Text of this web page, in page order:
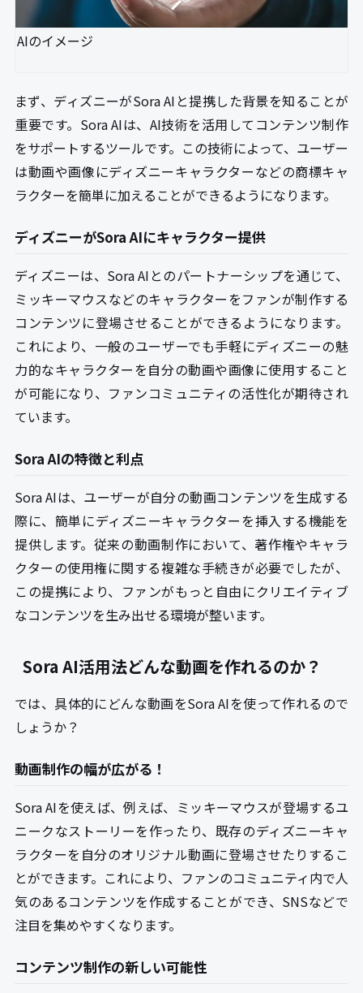
AIのイメージ
まず、ディズニーがSora AIと提携した背景を知ることが
重要です。Sora AIは、AI技術を活用してコンテンツ制作
をサポートするツールです。この技術によって、ユーザー
は動画や画像にディズニーキャラクターなどの商標キャ
ラクターを簡単に加えることができるようになります。
ディズニーがSora AIにキャラクター提供
ディズニーは、Sora AIとのパートナーシップを通じて、
ミッキーマウスなどのキャラクターをファンが制作する
コンテンツに登場させることができるようになります。
これにより、一般のユーザーでも手軽にディズニーの魅
力的なキャラクターを自分の動画や画像に使用すること
が可能になり、ファンコミュニティの活性化が期待され
ています。
Sora AIの特徴と利点
Sora AIは、ユーザーが自分の動画コンテンツを生成する
際に、簡単にディズニーキャラクターを挿入する機能を
提供します。従来の動画制作において、著作権やキャラ
クターの使用権に関する複雑な手続きが必要でしたが、
この提携により、ファンがもっと自由にクリエイティブ
なコンテンツを生み出せる環境が整います。
Sora AI活用法どんな動画を作れるのか？
では、具体的にどんな動画をSora AIを使って作れるので
しょうか？
動画制作の幅が広がる！
Sora AIを使えば、例えば、ミッキーマウスが登場するユ
ニークなストーリーを作ったり、既存のディズニーキャ
ラクターを自分のオリジナル動画に登場させたりするこ
とができます。これにより、ファンのコミュニティ内で人
気のあるコンテンツを作成することができ、SNSなどで
注目を集めやすくなります。
コンテンツ制作の新しい可能性